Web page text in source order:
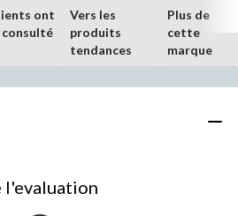
ont
consulté
Vers les
produits
tendances
Plus de
cette
marque
l'evaluation